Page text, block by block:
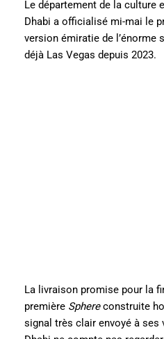
Le département de la culture
Dhabi a officialisé mi-mai le
version émiratie de l’énorme
déjà Las Vegas depuis 2023.
La livraison promise pour la
première Sphereconstruite
signal très clair envoyé à ses